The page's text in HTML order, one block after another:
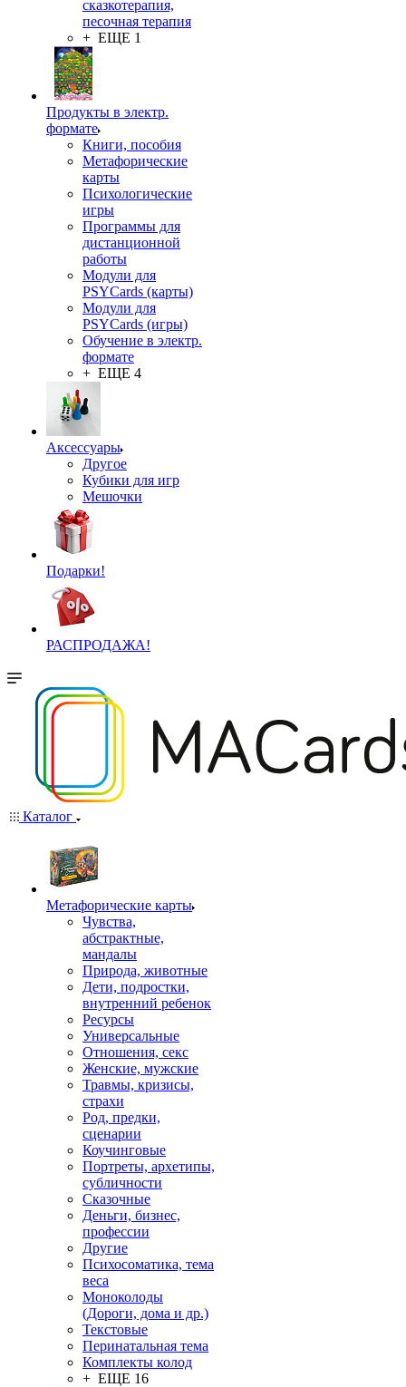
сказкотерапия,
песочная терапия
+ ЕЩЕ 1
Продукты в электр.
формате
Книги, пособия
Метафорические
карты
Психологические
игры
Программы для
дистанционной
работы
Модули для
PSYCards (карты)
Модули для
PSYCards (игры)
Обучение в электр.
формате
+ ЕЩЕ 4
Аксессуары
Другое
Кубики для игр
Мешочки
Подарки!
РАСПРОДАЖА!
Каталог
Mетафорические карты
Чувства,
абстрактные,
мандалы
Природа, животные
Дети, подростки,
внутренний ребенок
Ресурсы
Универсальные
Отношения, секс
Женские, мужские
Травмы, кризисы,
страхи
Род, предки,
сценарии
Коучинговые
Портреты, архетипы,
субличности
Сказочные
Деньги, бизнес,
профессии
Другие
Психосоматика, тема
веса
Моноколоды
(Дороги, дома и др.)
Текстовые
Перинатальная тема
Комплекты колод
+ ЕЩЕ 16